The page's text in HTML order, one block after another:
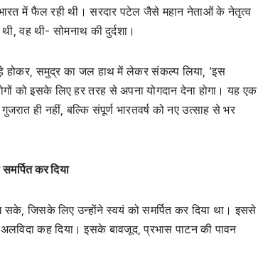
में फैल रही थी। सरदार पटेल जैसे महान नेताओं के नेतृत्व
वह थी- सोमनाथ की दुर्दशा।
होकर, समुद्र का जल हाथ में लेकर संकल्प लिया, ‘इस
को इसके लिए हर तरह से अपना योगदान देना होगा। यह एक
ही नहीं, बल्कि संपूर्ण भारतवर्ष को नए उत्साह से भर
कर दिया
जिसके लिए उन्होंने स्वयं को समर्पित कर दिया था। इससे
अलविदा कह दिया। इसके बावजूद, प्रभास पाटन की पावन